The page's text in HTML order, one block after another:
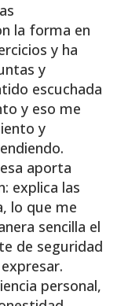
la forma en
y ha
y
escuchada
y eso me
y
aporta
explica las
lo que me
sencilla el
de seguridad
personal,